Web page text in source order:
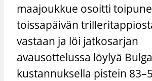
maajoukkue osoitti
toissapäivän
vastaan ja löi jatkosarjan
avausottelussa löylyä
kustannuksella pistein